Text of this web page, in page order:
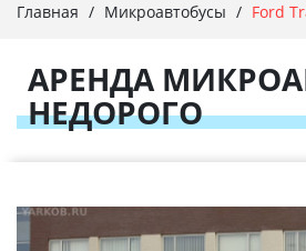
Главная / Микроавтобусы / Ford
АРЕНДА
НЕДОРОГО